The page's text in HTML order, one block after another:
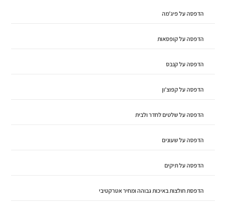
הדפסה על פיג'מה
הדפסה על קופסאות
הדפסה על קנבס
הדפסה על קפוצ'ון
הדפסה על שלטים לחדר ולבית
הדפסה על שעונים
הדפסה על תיקים
הדפסת חולצות באיכות גבוהה ומחיר אטרקטיבי